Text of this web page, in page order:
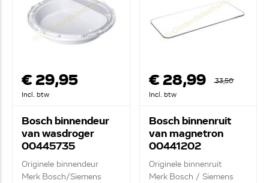
€ 29,95
Incl. btw
Bosch binnendeur
van wasdroger
00445735
Originele binnendeur
Merk Bosch/Siemens
€ 28,99
33,50
Incl. btw
Bosch binnenruit
van magnetron
00441202
Originele binnenruit
Merk Bosch / Siemens